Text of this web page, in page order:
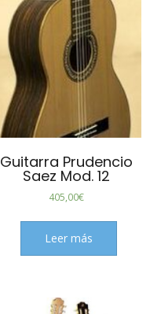
Guitarra Prudencio
Saez Mod. 12
405,00€
Leer más